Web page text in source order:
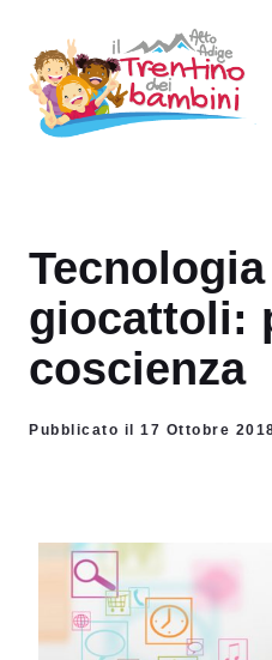
contenuto
giocattoli:
coscienza
Pubblicato il 17 Ottobre